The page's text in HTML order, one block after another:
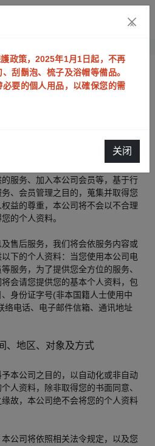
公司」）为了使您了解本公司对于
们将如何利用您的个人资料，特别
服务、加入本公司会员等，基于行
、会员管理之目的，蒐集并取得您
益的尊重，本公司将不会以不合理
的个人资料。
售后服务，我们将会依服务内容或
下的个人资料：当您使用本公司电
服务，为了提供您全方位的服务、
会请您提供您的基本个人资料，包
身份证字号(非本国籍人士使用中
络电话、电子邮件信箱、通讯地址
、地区、对象及方式
本公司之目的，以自动化或非自动
人资料，除非取得您的书面同意、
故，本公司绝不会将您的个人资料
公司将依照相关法令规定，以及您
×
政策，2025年1月1日起，不再
刮鬍泡、梳子及浴帽等備品。
要的個人用品，以確保您的需
关闭